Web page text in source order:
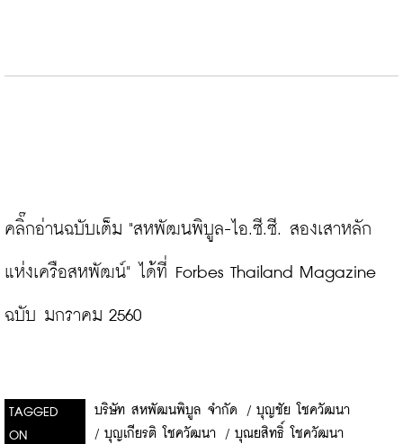
คลิ๊กอ่านฉบับเต็ม "สหพัฒนพิบูล-ไอ.ซี.ซี. สองเสาหลัก
แห่งเครือสหพัฒน์" ได้ที่ Forbes Thailand Magazine
ฉบับ มกราคม 2560
TAGGED
ON
บริษัท สหพัฒนพิบูล จำกัด / บุญชัย โชควัฒนา
/ บุญเกียรติ โชควัฒนา / บุณยสิทธิ์ โชควัฒนา